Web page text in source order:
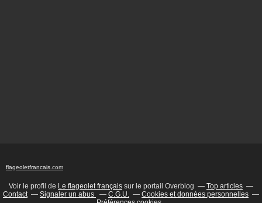
flageoletfrancais .com
Voir le profil de Le flageolet français sur le portail Overblog
Top articles
Contact
Signaler un abus C.G.U.
Cookies et données personnelles